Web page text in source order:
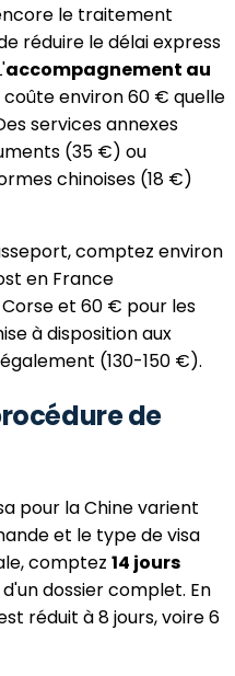
le traitement
réduire le délai express
accompagnement au
coûte environ 60 € quelle
services annexes
(35 €) ou
chinoises (18 €)
comptez environ
en France
et 60 € pour les
à disposition aux
(130-150 €).
de
pour la Chine varient
et le type de visa
comptez 14 jours
dossier complet. En
réduit à 8 jours, voire 6